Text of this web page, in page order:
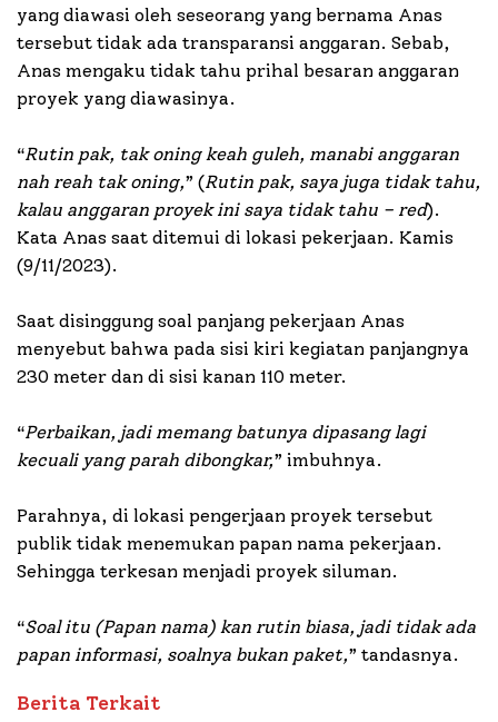
yang diawasi oleh seseorang yang bernama Anas
tersebut tidak ada transparansi anggaran. Sebab,
Anas mengaku tidak tahu prihal besaran anggaran
proyek yang diawasinya.
“Rutin pak, tak oning keah guleh, manabi anggaran
nah reah tak oning,” (Rutin pak, saya juga tidak tahu,
kalau anggaran proyek ini saya tidak tahu – red).
Kata Anas saat ditemui di lokasi pekerjaan. Kamis
(9/11/2023).
Saat disinggung soal panjang pekerjaan Anas
menyebut bahwa pada sisi kiri kegiatan panjangnya
230 meter dan di sisi kanan 110 meter.
“Perbaikan, jadi memang batunya dipasang lagi
kecuali yang parah dibongkar,” imbuhnya.
Parahnya, di lokasi pengerjaan proyek tersebut
publik tidak menemukan papan nama pekerjaan.
Sehingga terkesan menjadi proyek siluman.
“Soal itu (Papan nama) kan rutin biasa, jadi tidak ada
papan informasi, soalnya bukan paket,” tandasnya.
Berita Terkait